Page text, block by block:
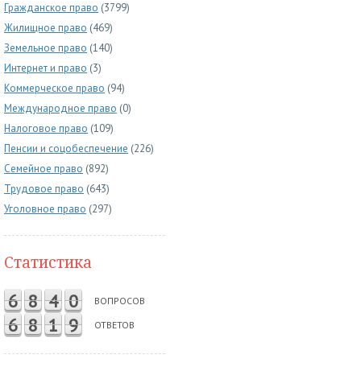
Гражданское право (3799)
Жилищное право (469)
Земельное право (140)
Интернет и право (3)
Коммерческое право (94)
Международное право (0)
Налоговое право (109)
Пенсии и соцобеспечение (226)
Семейное право (892)
Трудовое право (643)
Уголовное право (297)
Статистика
6 8 4 0 ВОПРОСОВ
6 8 1 9 ОТВЕТОВ